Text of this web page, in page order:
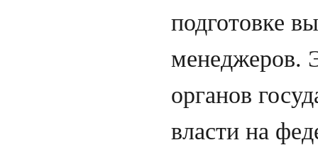
подготовке
менеджеров.
органов
власти на